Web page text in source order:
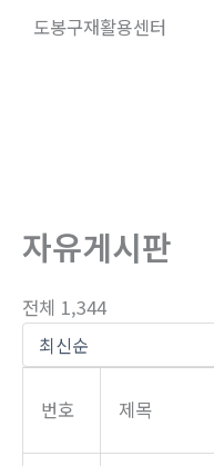
도봉구재활용센터
자유게시판
전체 1,344
번호 제목